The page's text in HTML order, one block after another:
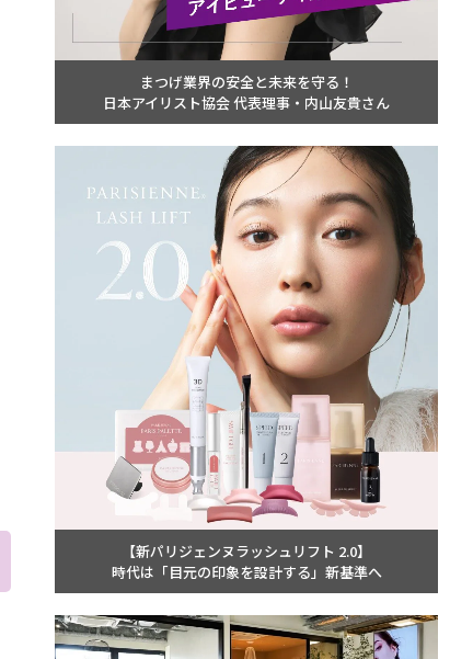
まつげ業界の安全と未来を守る！
日本アイリスト協会 代表理事・内山友貴さん
【新パリジェンヌラッシュリフト 2.0】
時代は「目元の印象を設計する」新基準へ